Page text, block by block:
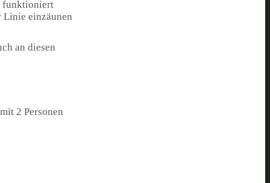
funktioniert
Linie einzäunen
an diesen
2 Personen